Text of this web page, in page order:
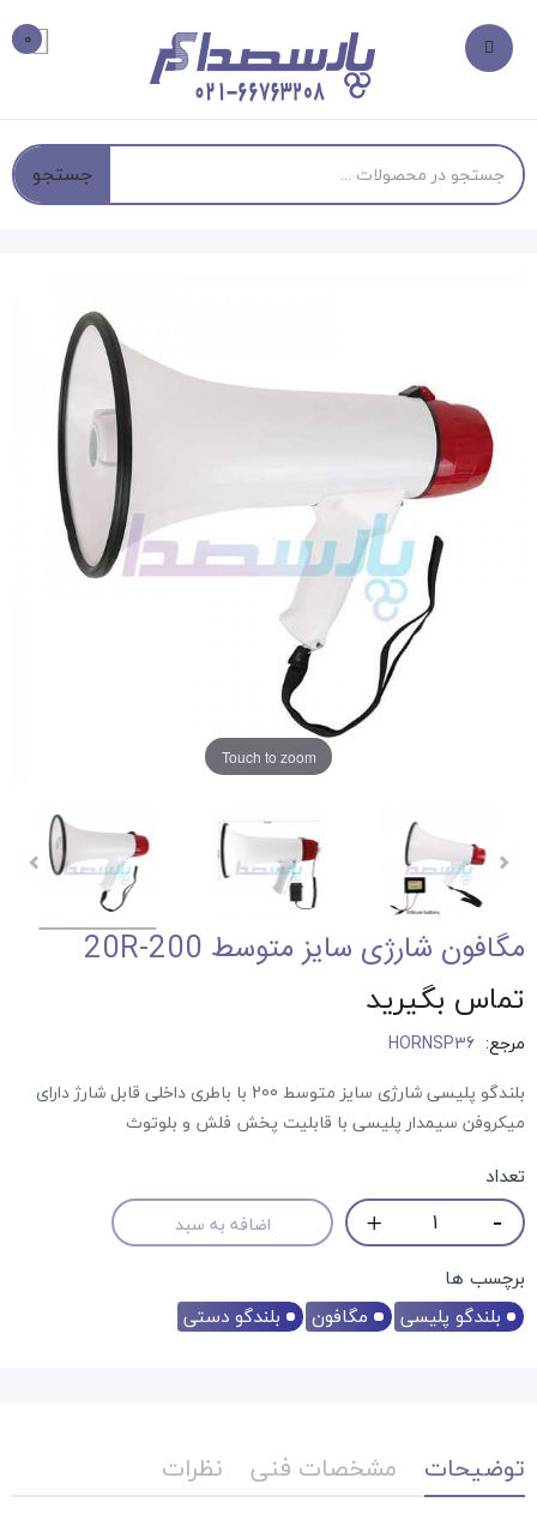
0
جستجو
Touch to zoom
مگافون شارژی سایز متوسط 20R-200
تماس بگیرید
مرجع: HORNSP36
بلندگو پلیسی شارژی سایز متوسط 200 با باطری داخلی قابل شارژ دارای
میکروفن سیمدار پلیسی با قابلیت پخش فلش و بلوتوث
تعداد
اضافه به سبد
برچسب ها
بلندگو پلیسی
مگافون بلندگو دستی
توضیحات مشخصات فنی نظرات